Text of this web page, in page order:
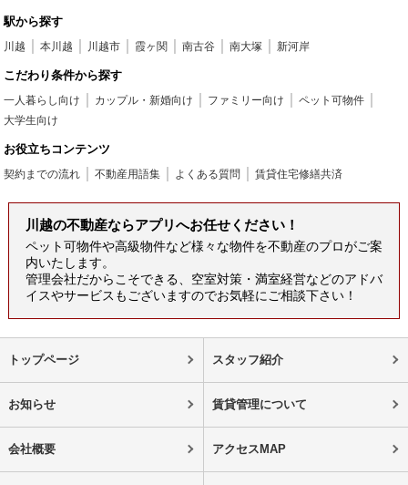
駅から探す
川越 本川越 川越市 霞ヶ関 南古谷 南大塚 新河岸
こだわり条件から探す
一人暮らし向け カップル・新婚向け ファミリー向け
ペット可物件
大学生向け
お役立ちコンテンツ
契約までの流れ 不動産用語集 よくある質問 賃貸住宅修繕共済
川越の不動産ならアプリへお任せください！
ペット可物件や高級物件など様々な物件を不動産のプロがご案
内いたします。
管理会社だからこそできる、空室対策・満室経営などのアドバ
イスやサービスもございますのでお気軽にご相談下さい！
トップページ スタッフ紹介
お知らせ 賃貸管理について
会社概要 アクセスMAP